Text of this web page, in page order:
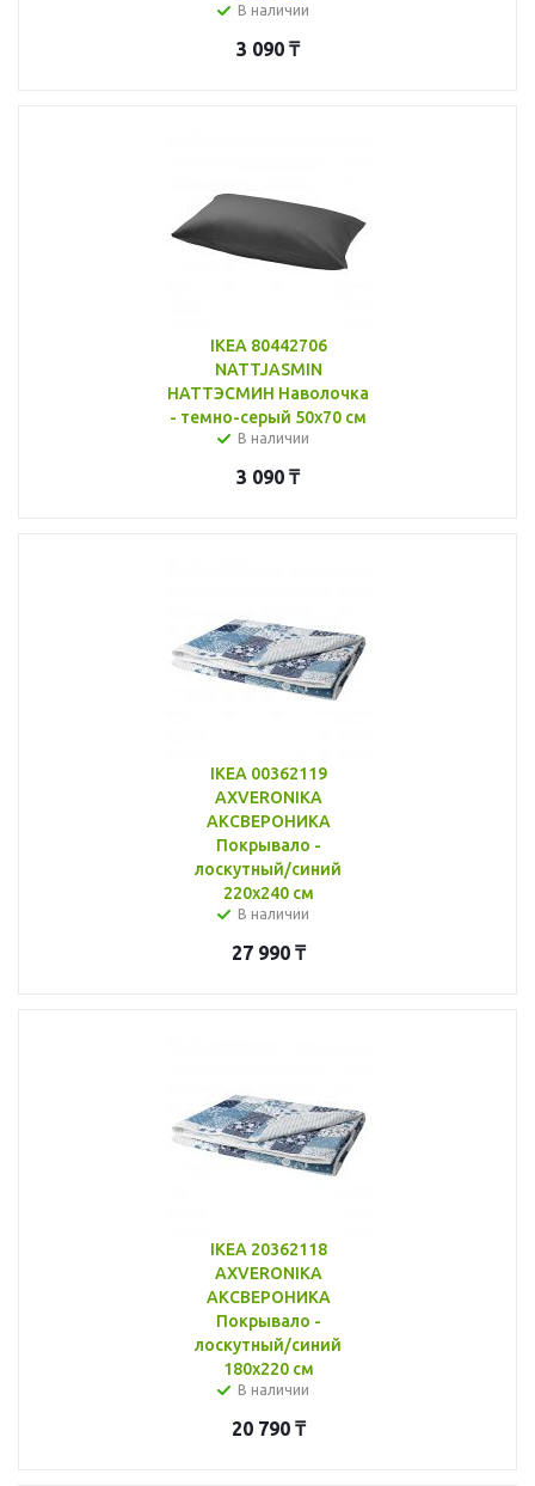
В наличии
3 090 ₸
IKEA 80442706
NATTJASMIN
НАТТЭСМИН Наволочка
- темно-серый 50x70 см
В наличии
3 090 ₸
IKEA 00362119
AXVERONIKA
АКСВЕРОНИКА
Покрывало -
лоскутный/синий
220x240 см
В наличии
27 990₸
IKEA 20362118
AXVERONIKA
АКСВЕРОНИКА
Покрывало -
лоскутный/синий
180x220 см
В наличии
20 790₸